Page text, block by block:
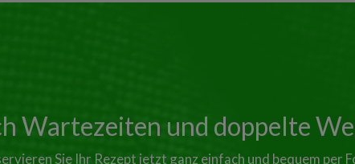
Wartezeiten und doppelte
Sie Ihr Rezept jetzt ganz einfach und bequem per